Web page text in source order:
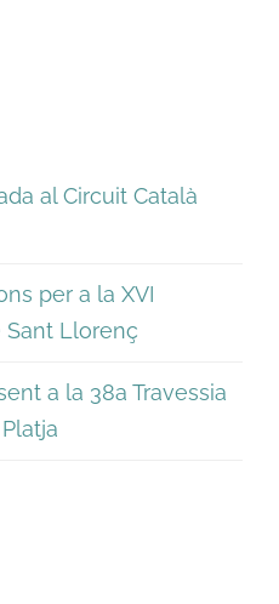
al Circuit Català
per a la XVI
Sant Llorenç
a la 38a Travessia